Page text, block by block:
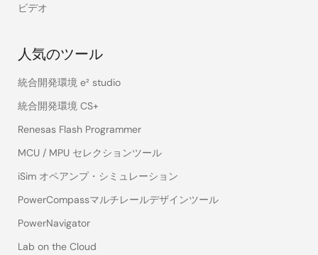
ビデオ
人気のツール
統合開発環境 e² studio
統合開発環境 CS+
Renesas Flash Programmer
MCU / MPU セレクションツール
iSim オペアンプ・シミュレーション
PowerCompassマルチレールデザインツール
PowerNavigator
Lab on the Cloud